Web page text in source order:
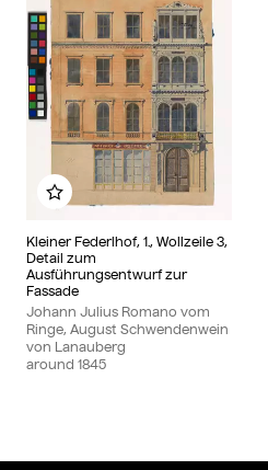
Kleiner Federlhof, 1., Wollzeile 3,
Detail zum
Ausführungsentwurf zur
Fassade
Johann Julius Romano vom
Ringe, August Schwendenwein
von Lanauberg
around 1845
Add to my album